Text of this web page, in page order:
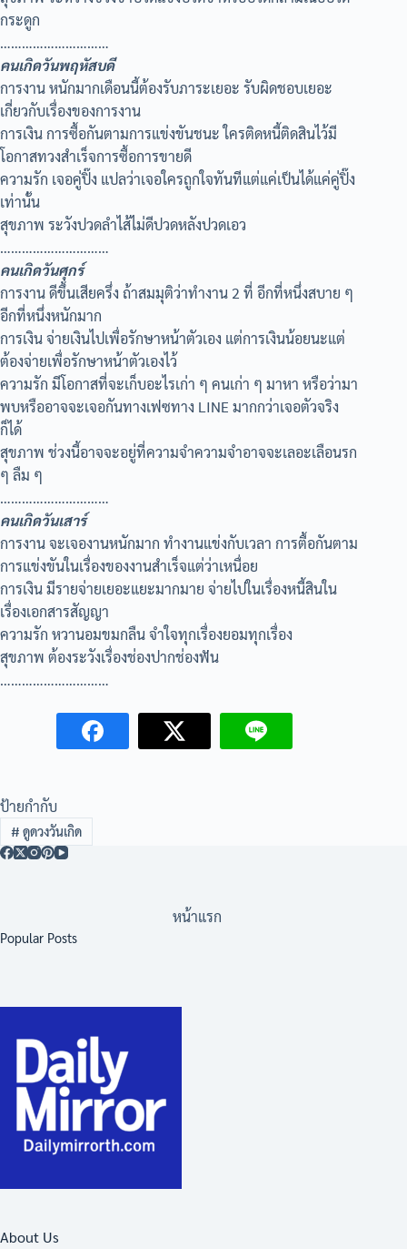
กระดูก
…………………………
คนเกิดวันพฤหัสบดี
การงาน หนักมากเดือนนี้ต้องรับภาระเยอะ รับผิดชอบเยอะ
เกี่ยวกับเรื่องของการงาน
การเงิน การซื้อกันตามการแข่งขันชนะ ใครติดหนี้ติดสินไว้มี
โอกาสทวงสำเร็จการซื้อการขายดี
ความรัก เจอคู่ปิ๊ง แปลว่าเจอใครถูกใจทันทีแต่แค่เป็นได้แค่คู่ปิ๊ง
เท่านั้น
สุขภาพ ระวังปวดลำไส้ไม่ดีปวดหลังปวดเอว
…………………………
คนเกิดวันศุกร์
การงาน ดีขึ้นเสียครึ่ง ถ้าสมมุติว่าทำงาน 2 ที่ อีกที่หนึ่งสบาย ๆ
อีกที่หนึ่งหนักมาก
การเงิน จ่ายเงินไปเพื่อรักษาหน้าตัวเอง แต่การเงินน้อยนะแต่
ต้องจ่ายเพื่อรักษาหน้าตัวเองไว้
ความรัก มีโอกาสที่จะเก็บอะไรเก่า ๆ คนเก่า ๆ มาหา หรือว่ามา
พบหรืออาจจะเจอกันทางเฟซทาง LINE มากกว่าเจอตัวจริง
ก็ได้
สุขภาพ ช่วงนี้อาจจะอยู่ที่ความจำความจำอาจจะเลอะเลือนรก
ๆ ลืม ๆ
…………………………
คนเกิดวันเสาร์
การงาน จะเจองานหนักมาก ทำงานแข่งกับเวลา การตื้อกันตาม
การแข่งขันในเรื่องของงานสำเร็จแต่ว่าเหนื่อย
การเงิน มีรายจ่ายเยอะแยะมากมาย จ่ายไปในเรื่องหนี้สินใน
เรื่องเอกสารสัญญา
ความรัก หวานอมขมกลืน จำใจทุกเรื่องยอมทุกเรื่อง
สุขภาพ ต้องระวังเรื่องช่องปากช่องฟัน
…………………………
ป้ายกำกับ
# ดูดวงวันเกิด
หน้าแรก
Popular Posts
About Us